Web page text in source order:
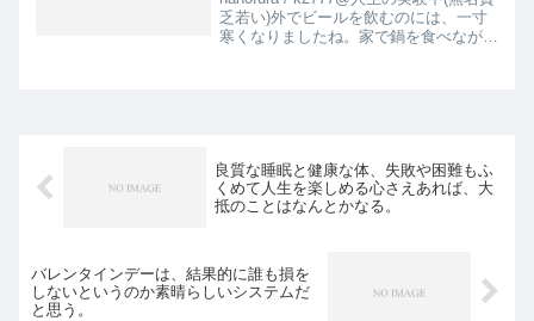
乏若い)外でビールを飲むのには、一寸
寒くなりましたね。家で鍋を食べながら
良質な睡眠と健康な体、失敗や困難もふ
くめて人生を楽しめる心さえあれば、大
抵のことはなんとかなる。
バレンタインデーは、結果的に誰も損を
しないというのか素晴らしいシステムだ
と思う。